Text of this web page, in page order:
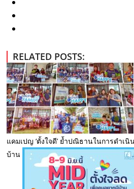
RELATED POSTS:
แคมเปญ ‘ตั้งใจดี’ ย้ำปณิธานในการดำเ
บ้าน